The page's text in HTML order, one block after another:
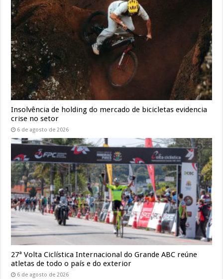
Insolvência de holding do mercado de bicicletas evidencia
crise no setor
6 de agosto de 2026
27ª Volta Ciclística Internacional do Grande ABC reúne
atletas de todo o país e do exterior
6 de agosto de 2026